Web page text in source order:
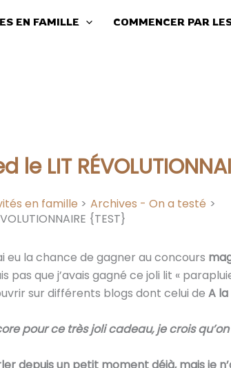
EN FAMILLE COMMENCER PAR
LIT
en famille
Archives - On a testé
{TEST}
eu la chance de gagner au concours
pas que j’avais gagné ce joli lit «
sur différents blogs dont celui de A
pour ce très joli cadeau, je crois
depuis un petit moment déjà, mais je